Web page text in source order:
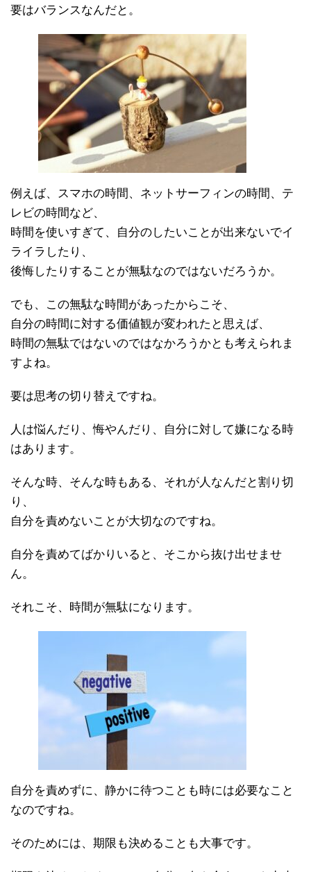
要はバランスなんだと。
例えば、スマホの時間、ネットサーフィンの時間、テ
レビの時間など、
時間を使いすぎて、自分のしたいことが出来ないでイ
ライラしたり、
後悔したりすることが無駄なのではないだろうか。
でも、この無駄な時間があったからこそ、
自分の時間に対する価値観が変われたと思えば、
時間の無駄ではないのではなかろうかとも考えられま
すよね。
要は思考の切り替えですね。
人は悩んだり、悔やんだり、自分に対して嫌になる時
はあります。
そんな時、そんな時もある、それが人なんだと割り切
り、
自分を責めないことが大切なのですね。
自分を責めてばかりいると、そこから抜け出せませ
ん。
それこそ、時間が無駄になります。
自分を責めずに、静かに待つことも時には必要なこと
なのですね。
そのためには、期限も決めることも大事です。